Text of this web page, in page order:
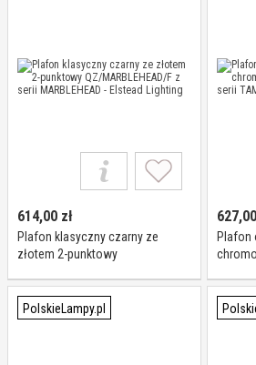
614,00 zł
Plafon klasyczny czarny ze
złotem 2-punktowy
MARBLEHEAD - Elstead Lighting
627,00
Plafon
Lighting
PolskieLampy.pl